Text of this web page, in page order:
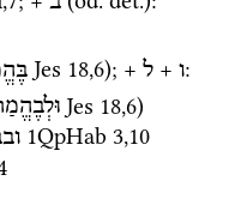
Jes 18,6); + ל + ו
Jes 18,6)
1QpHab 3,10